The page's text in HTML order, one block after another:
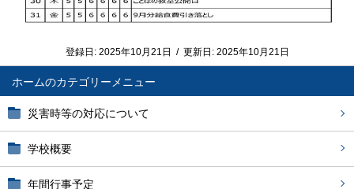
ホーム
災害時等の対応について
学校概要
年間行事予定
登録日: 2025年10月21日 / 更新日: 2025年10月21日